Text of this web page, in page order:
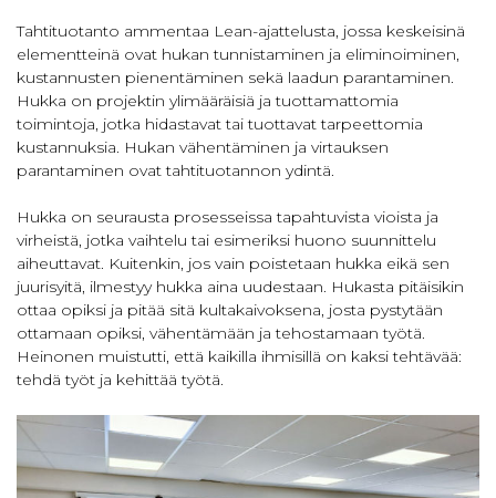
Tahtituotanto ammentaa Lean-ajattelusta, jossa keskeisinä
elementteinä ovat hukan tunnistaminen ja eliminoiminen,
kustannusten pienentäminen sekä laadun parantaminen.
Hukka on projektin ylimääräisiä ja tuottamattomia
toimintoja, jotka hidastavat tai tuottavat tarpeettomia
kustannuksia. Hukan vähentäminen ja virtauksen
parantaminen ovat tahtituotannon ydintä.
Hukka on seurausta prosesseissa tapahtuvista vioista ja
virheistä, jotka vaihtelu tai esimeriksi huono suunnittelu
aiheuttavat. Kuitenkin, jos vain poistetaan hukka eikä sen
juurisyitä, ilmestyy hukka aina uudestaan. Hukasta pitäisikin
ottaa opiksi ja pitää sitä kultakaivoksena, josta pystytään
ottamaan opiksi, vähentämään ja tehostamaan työtä.
Heinonen muistutti, että kaikilla ihmisillä on kaksi tehtävää:
tehdä työt ja kehittää työtä.